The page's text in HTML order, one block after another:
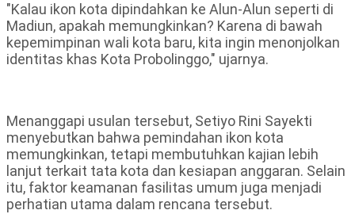
"Kalau ikon kota dipindahkan ke Alun-Alun seperti di
Madiun, apakah memungkinkan? Karena di bawah
kepemimpinan wali kota baru, kita ingin menonjolkan
identitas khas Kota Probolinggo," ujarnya.
Menanggapi usulan tersebut, Setiyo Rini Sayekti
menyebutkan bahwa pemindahan ikon kota
memungkinkan, tetapi membutuhkan kajian lebih
lanjut terkait tata kota dan kesiapan anggaran. Selain
itu, faktor keamanan fasilitas umum juga menjadi
perhatian utama dalam rencana tersebut.